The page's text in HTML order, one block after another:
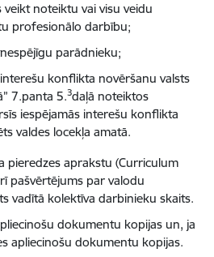
veikt noteiktu vai visu veidu
profesionālo darbību;
parādnieku;
konflikta novēršanu valsts
7.panta 5.3daļā noteiktos
iespējamās interešu konflikta
valdes locekļa amatā.
pieredzes aprakstu (Curriculum
pašvērtējums par valodu
vadītā kolektīva darbinieku skaits.
dokumentu kopijas un, ja
apliecinošu dokumentu kopijas.